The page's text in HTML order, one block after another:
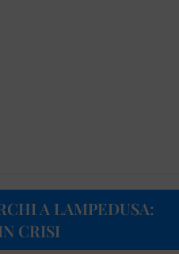
A LAMPEDUSA:
CRISI